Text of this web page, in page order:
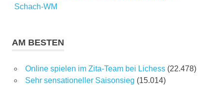
Schach-WM
AM BESTEN
Online spielen im Zita-Team bei Lichess (22.478)
Sehr sensationeller Saisonsieg (15.014)